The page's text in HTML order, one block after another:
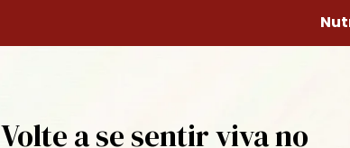
Volte a se sentir viva no